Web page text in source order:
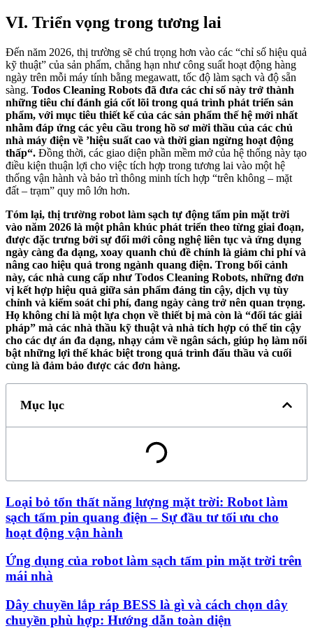
VI. Triển vọng trong tương lai
Đến năm 2026, thị trường sẽ chú trọng hơn vào các “chỉ số hiệu quả
kỹ thuật” của sản phẩm, chẳng hạn như công suất hoạt động hàng
ngày trên mỗi máy tính bằng megawatt, tốc độ làm sạch và độ sẵn
sàng. Todos Cleaning Robots đã đưa các chỉ số này trở thành
những tiêu chí đánh giá cốt lõi trong quá trình phát triển sản
phẩm, với mục tiêu thiết kế của các sản phẩm thế hệ mới nhất
nhằm đáp ứng các yêu cầu trong hồ sơ mời thầu của các chủ
nhà máy điện về ’hiệu suất cao và thời gian ngừng hoạt động
thấp“. Đồng thời, các giao diện phần mềm mở của hệ thống này tạo
điều kiện thuận lợi cho việc tích hợp trong tương lai vào một hệ
thống vận hành và bảo trì thông minh tích hợp “trên không – mặt
đất – trạm” quy mô lớn hơn.
Tóm lại, thị trường robot làm sạch tự động tấm pin mặt trời
vào năm 2026 là một phân khúc phát triển theo từng giai đoạn,
được đặc trưng bởi sự đổi mới công nghệ liên tục và ứng dụng
ngày càng đa dạng, xoay quanh chủ đề chính là giảm chi phí và
nâng cao hiệu quả trong ngành quang điện. Trong bối cảnh
này, các nhà cung cấp như Todos Cleaning Robots, những đơn
vị kết hợp hiệu quả giữa sản phẩm đáng tin cậy, dịch vụ tùy
chỉnh và kiểm soát chi phí, đang ngày càng trở nên quan trọng.
Họ không chỉ là một lựa chọn về thiết bị mà còn là “đối tác giải
pháp” mà các nhà thầu kỹ thuật và nhà tích hợp có thể tin cậy
cho các dự án đa dạng, nhạy cảm về ngân sách, giúp họ làm nổi
bật những lợi thế khác biệt trong quá trình đấu thầu và cuối
cùng là đảm bảo được các đơn hàng.
Mục lục
Loại bỏ tổn thất năng lượng mặt trời: Robot làm
sạch tấm pin quang điện – Sự đầu tư tối ưu cho
hoạt động vận hành
Ứng dụng của robot làm sạch tấm pin mặt trời trên
mái nhà
Dây chuyền lắp ráp BESS là gì và cách chọn dây
chuyền phù hợp: Hướng dẫn toàn diện